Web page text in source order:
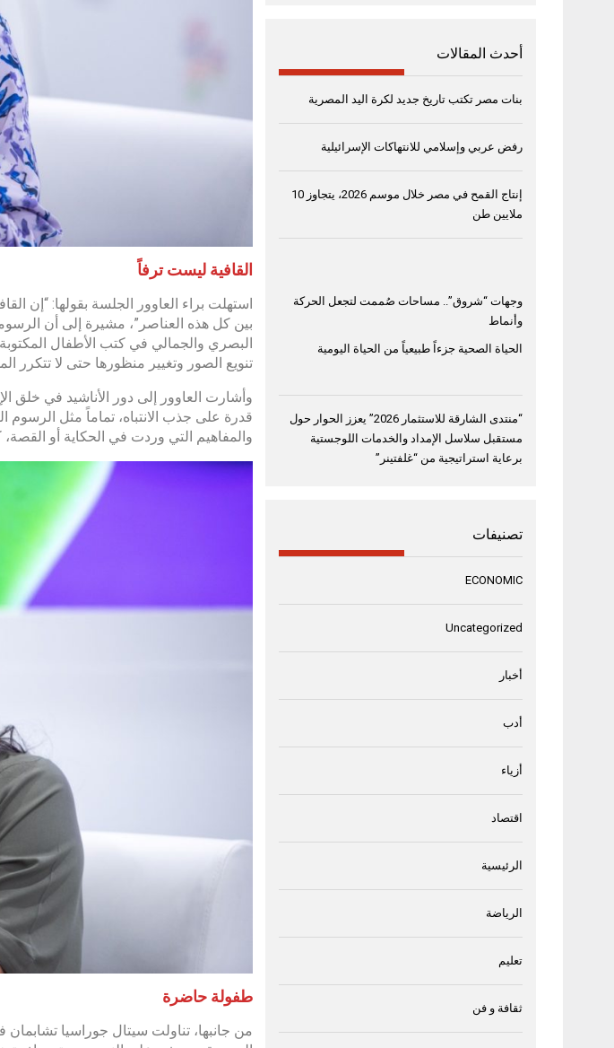
القافية ليست ترفاً
استهلت براء العاوور الجلسة بقولها: “إن
بين كل هذه العناصر”، مشيرة إلى أن
البصري والجمالي في كتب الأطفال
تنويع الصور وتغيير منظورها حتى لا تتكرر
وأشارت العاوور إلى دور الأناشيد في خلق
قدرة على جذب الانتباه، تماماً مثل
والمفاهيم التي وردت في الحكاية أو
طفولة حاضرة
من جانبها، تناولت سيتال جوراسيا
أحدث المقالات
بنات مصر تكتب تاريخ جديد لكرة اليد المصرية
رفض عربي وإسلامي للانتهاكات الإسرائيلية
إنتاج القمح في مصر خلال موسم 2026، يتجاوز 10
ملايين طن
وجهات “شروق”.. مساحات صُممت لتجعل الحركة
وأنماط
الحياة الصحية جزءاً طبيعياً من الحياة اليومية
“منتدى الشارقة للاستثمار 2026” يعزز الحوار حول
مستقبل سلاسل الإمداد والخدمات اللوجستية
برعاية استراتيجية من “غلفتينر”
تصنيفات
ECONOMIC
Uncategorized
أخبار
أدب
أزياء
اقتصاد
الرئيسية
الرياضة
تعليم
ثقافة و فن